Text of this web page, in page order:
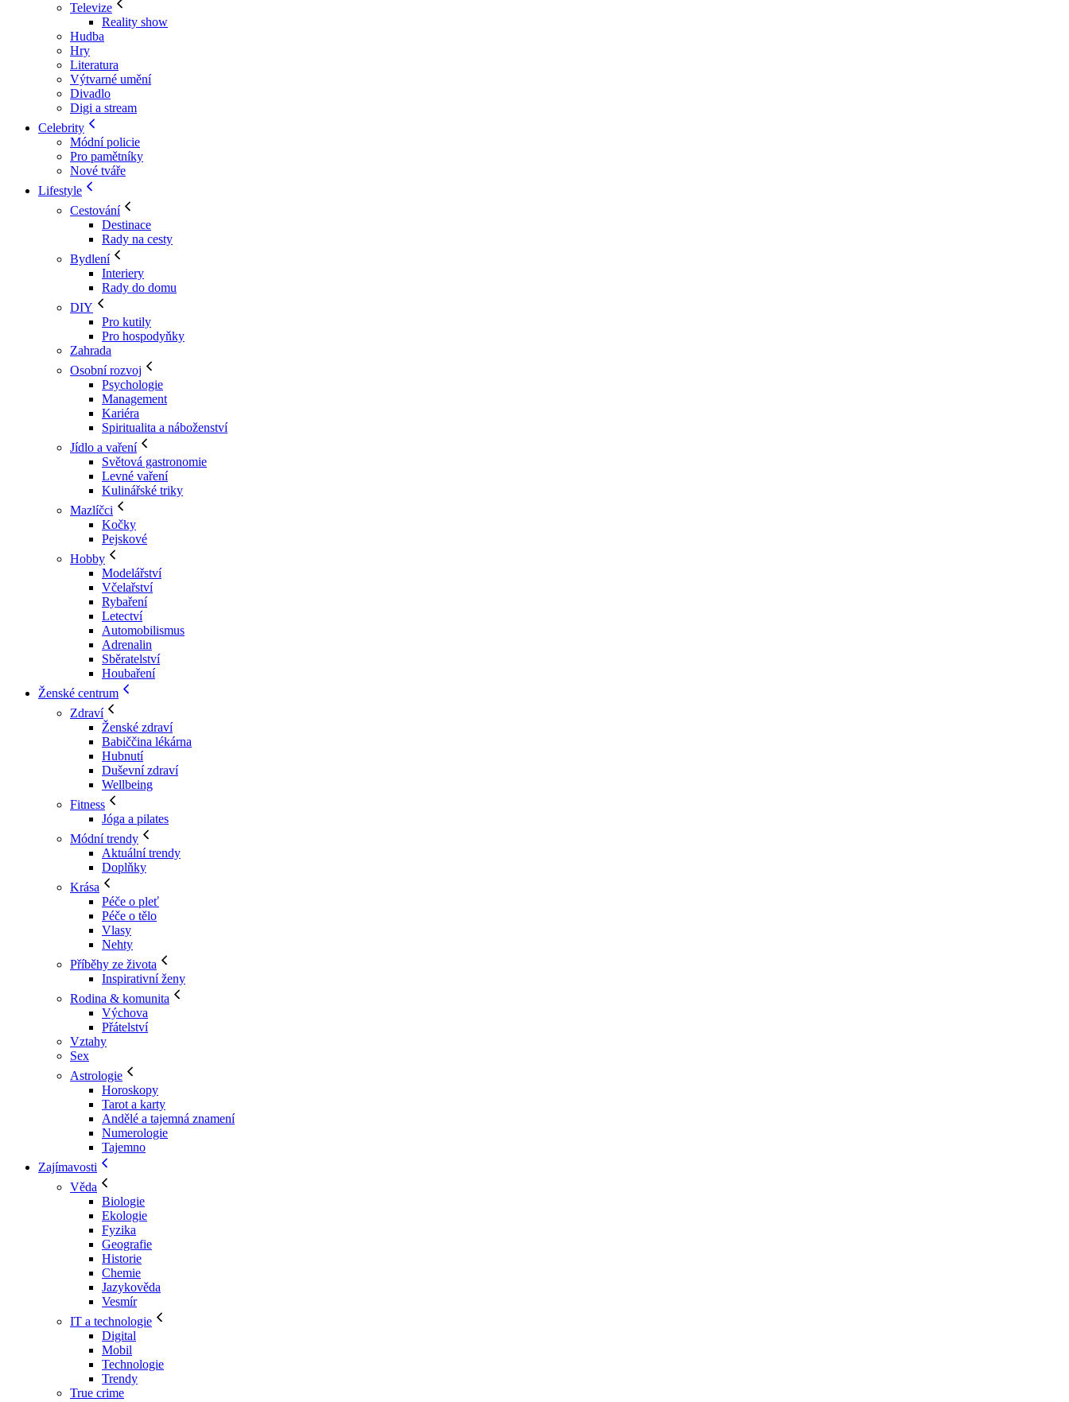
Televize
Reality show
Hudba
Hry
Literatura
Výtvarné umění
Divadlo
Digi a stream
Celebrity
Módní policie
Pro pamětníky
Nové tváře
Lifestyle
Cestování
Destinace
Rady na cesty
Bydlení
Interiery
Rady do domu
DIY
Pro kutily
Pro hospodyňky
Zahrada
Osobní rozvoj
Psychologie
Management
Kariéra
Spiritualita a náboženství
Jídlo a vaření
Světová gastronomie
Levné vaření
Kulinářské triky
Mazlíčci
Kočky
Pejskové
Hobby
Modelářství
Včelařství
Rybaření
Letectví
Automobilismus
Adrenalin
Sběratelství
Houbaření
Ženské centrum
Zdraví
Ženské zdraví
Babiččina lékárna
Hubnutí
Duševní zdraví
Wellbeing
Fitness
Jóga a pilates
Módní trendy
Aktuální trendy
Doplňky
Krása
Péče o pleť
Péče o tělo
Vlasy
Nehty
Příběhy ze života
Inspirativní ženy
Rodina & komunita
Výchova
Přátelství
Vztahy
Sex
Astrologie
Horoskopy
Tarot a karty
Andělé a tajemná znamení
Numerologie
Tajemno
Zajímavosti
Věda
Biologie
Ekologie
Fyzika
Geografie
Historie
Chemie
Jazykověda
Vesmír
IT a technologie
Digital
Mobil
Technologie
Trendy
True crime